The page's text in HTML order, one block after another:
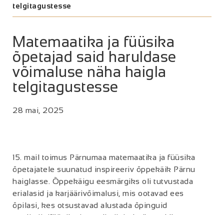
telgitagustesse
Matemaatika ja füüsika
õpetajad said haruldase
võimaluse näha haigla
telgitagustesse
28 mai, 2025
15. mail toimus Pärnumaa matemaatika ja füüsika
õpetajatele suunatud inspireeriv õppekäik Pärnu
haiglasse. Õppekäigu eesmärgiks oli tutvustada
erialasid ja karjäärivõimalusi, mis ootavad ees
õpilasi, kes otsustavad alustada õpinguid